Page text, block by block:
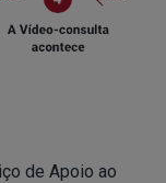
de Apoio ao